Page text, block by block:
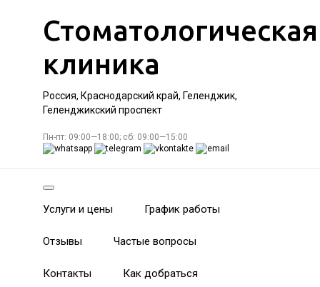
Стоматологическая
клиника
Россия, Краснодарский край, Геленджик,
Геленджикский проспект
Пн-пт: 09:00—18:00; сб: 09:00—15:00
Услуги и цены График работы
Отзывы Частые вопросы
Контакты Как добраться